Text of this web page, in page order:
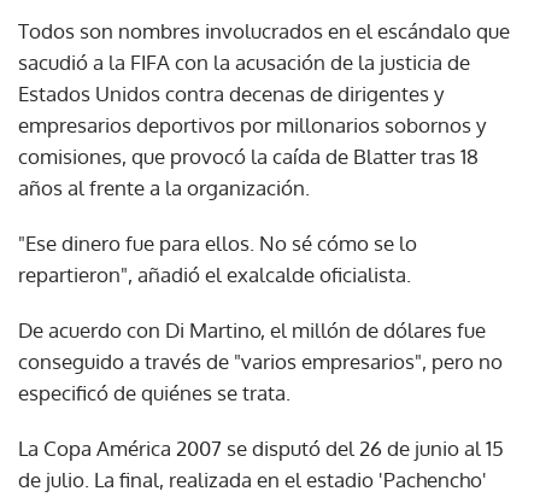
Todos son nombres involucrados en el escándalo que
sacudió a la FIFA con la acusación de la justicia de
Estados Unidos contra decenas de dirigentes y
empresarios deportivos por millonarios sobornos y
comisiones, que provocó la caída de Blatter tras 18
años al frente a la organización.
"Ese dinero fue para ellos. No sé cómo se lo
repartieron", añadió el exalcalde oficialista.
De acuerdo con Di Martino, el millón de dólares fue
conseguido a través de "varios empresarios", pero no
especificó de quiénes se trata.
La Copa América 2007 se disputó del 26 de junio al 15
de julio. La final, realizada en el estadio 'Pachencho'